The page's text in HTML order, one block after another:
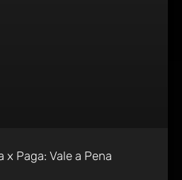
x Paga: Vale a Pena